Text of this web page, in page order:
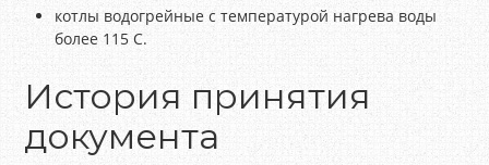
котлы водогрейные с температурой нагрева воды
более 115 С.
История принятия
документа